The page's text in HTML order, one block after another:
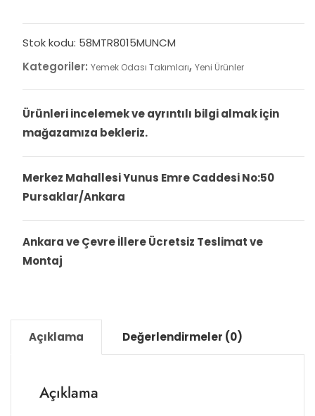
Stok kodu: 58MTR8015MUNCM
Kategoriler: Yemek Odası Takımları, Yeni Ürünler
Ürünleri incelemek ve ayrıntılı bilgi almak için
mağazamıza bekleriz.
Merkez Mahallesi Yunus Emre Caddesi No:50
Pursaklar/Ankara
Ankara ve Çevre İllere Ücretsiz Teslimat ve
Montaj
Açıklama Değerlendirmeler (0)
Açıklama